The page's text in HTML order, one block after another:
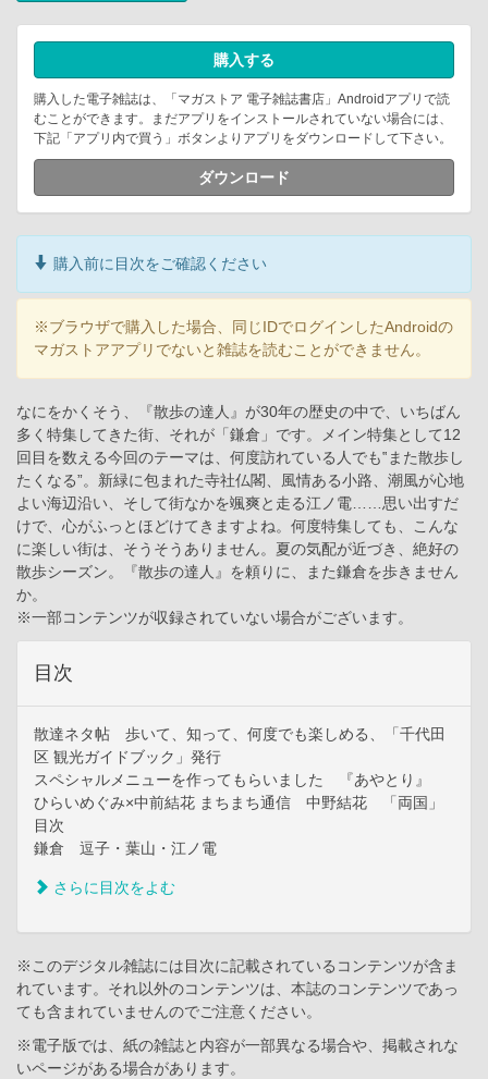
購入する
購入した電子雑誌は、「マガストア 電子雑誌書店」Androidアプリで読
むことができます。まだアプリをインストールされていない場合には、
下記「アプリ内で買う」ボタンよりアプリをダウンロードして下さい。
ダウンロード
購入前に目次をご確認ください
※ブラウザで購入した場合、同じIDでログインしたAndroidの
マガストアアプリでないと雑誌を読むことができません。
なにをかくそう、『散歩の達人』が30年の歴史の中で、いちばん
多く特集してきた街、それが「鎌倉」です。メイン特集として12
回目を数える今回のテーマは、何度訪れている人でも‟また散歩し
たくなる”。新緑に包まれた寺社仏閣、風情ある小路、潮風が心地
よい海辺沿い、そして街なかを颯爽と走る江ノ電……思い出すだ
けで、心がふっとほどけてきますよね。何度特集しても、こんな
に楽しい街は、そうそうありません。夏の気配が近づき、絶好の
散歩シーズン。『散歩の達人』を頼りに、また鎌倉を歩きません
か。
※一部コンテンツが収録されていない場合がございます。
目次
散達ネタ帖 歩いて、知って、何度でも楽しめる、「千代田
区 観光ガイドブック」発行
スペシャルメニューを作ってもらいました 『あやとり』
ひらいめぐみ×中前結花 まちまち通信 中野結花 「両国」
目次
鎌倉 逗子・葉山・江ノ電
さらに目次をよむ
※このデジタル雑誌には目次に記載されているコンテンツが含ま
れています。それ以外のコンテンツは、本誌のコンテンツであっ
ても含まれていませんのでご注意ください。
※電子版では、紙の雑誌と内容が一部異なる場合や、掲載されな
いページがある場合があります。